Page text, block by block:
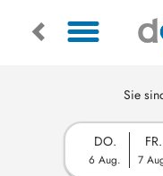
Sie
DO.
6 Aug.
FR.
7